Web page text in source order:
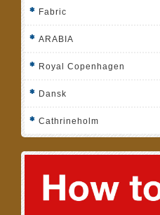
Fabric
ARABIA
Royal Copenhagen
Dansk
Cathrineholm